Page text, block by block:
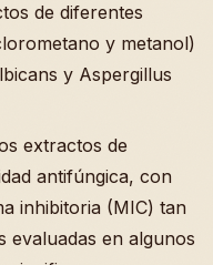
de diferentes
y metanol)
y Aspergillus
extractos de
antifúngica, con
inhibitoria (MIC) tan
evaluadas en algunos